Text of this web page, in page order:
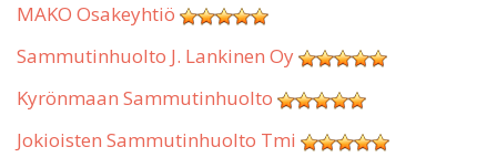
MAKO Osakeyhtiö
Sammutinhuolto J. Lankinen Oy
Kyrönmaan Sammutinhuolto
Jokioisten Sammutinhuolto Tmi